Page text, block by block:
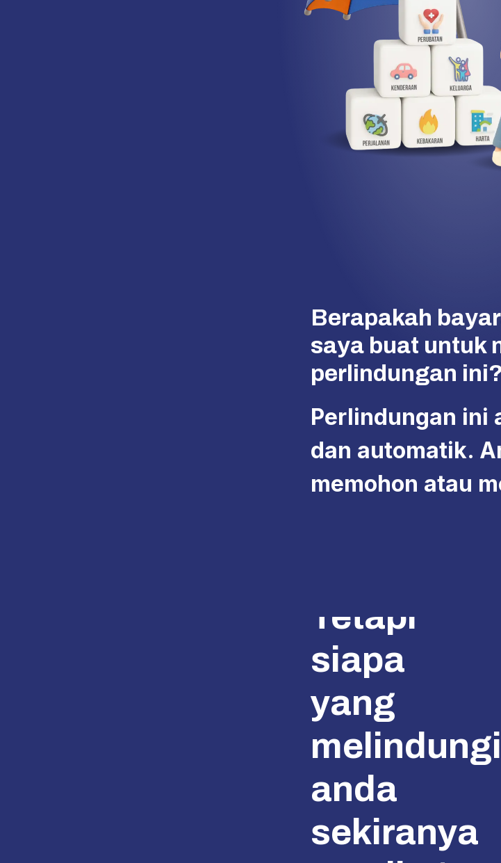
Manfaat
takaful
dan
insurans
melindungi
anda
daripada
Tetapi
siapa
yang
melindungi
anda
sekiranya
Tentulah
Sistem Perlindungan Manfaat
melindungi kehilangan manfaat
tuntutan anda.
Berapakah
saya buat untuk
perlindungan ini?
Perlindungan ini
dan automatik.
memohon atau